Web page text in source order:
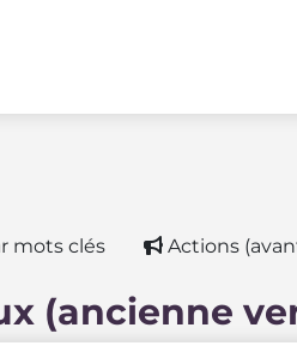
mots clés Actions
(ancienne